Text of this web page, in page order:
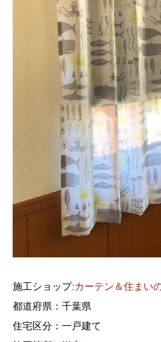
施工ショップ:カーテン＆住まい
都道府県：千葉県
住宅区分：一戸建て